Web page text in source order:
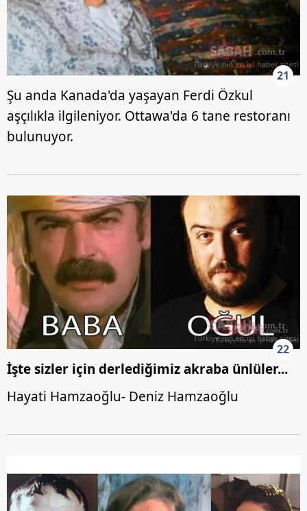
21
Şu anda Kanada'da yaşayan Ferdi Özkul
aşçılıkla ilgileniyor. Ottawa'da 6 tane restoranı
bulunuyor.
22
İşte sizler için derlediğimiz akraba ünlüler...
Hayati Hamzaoğlu- Deniz Hamzaoğlu